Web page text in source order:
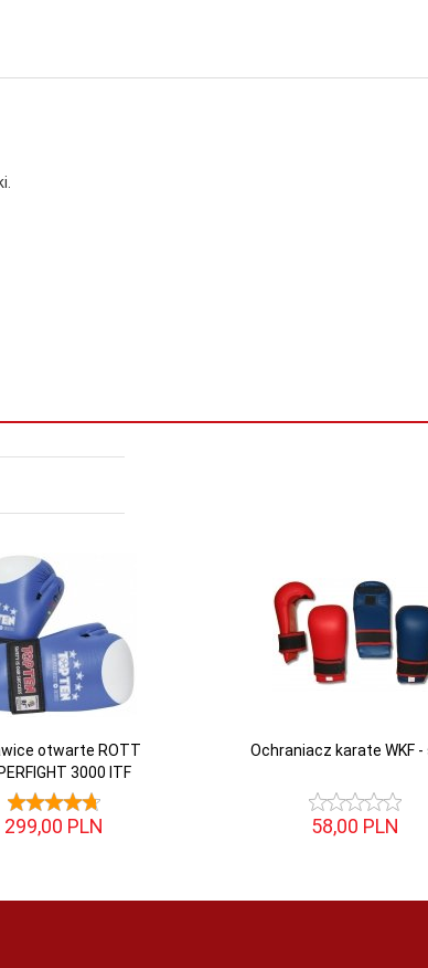
otwarte ROTT
3000 ITF
299,00 PLN
Ochraniacz karate WKF -
58,00 PLN